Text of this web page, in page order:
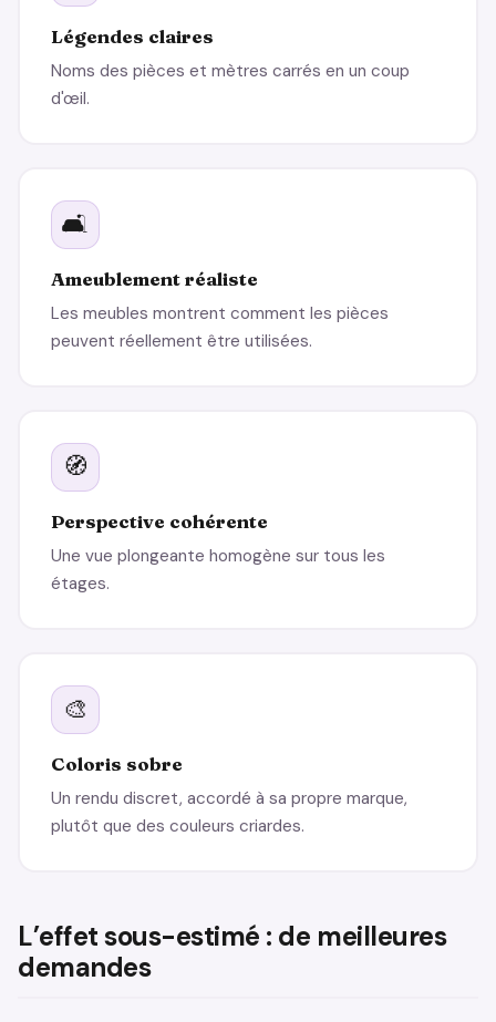
Légendes claires
Noms des pièces et mètres carrés en un coup
d'œil.
🛋️
Ameublement réaliste
Les meubles montrent comment les pièces
peuvent réellement être utilisées.
🧭
Perspective cohérente
Une vue plongeante homogène sur tous les
étages.
🎨
Coloris sobre
Un rendu discret, accordé à sa propre marque,
plutôt que des couleurs criardes.
L’effet sous-estimé : de meilleures
demandes